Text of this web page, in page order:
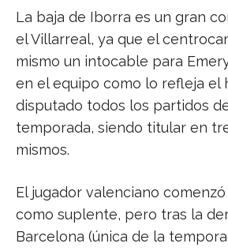
La baja de Iborra es un gran
el Villarreal, ya que el
mismo un intocable para
en el equipo como lo refleja el
disputado todos los partidos
temporada, siendo titular en
mismos.
El jugador valenciano
como suplente, pero tras la
Barcelona (única de la